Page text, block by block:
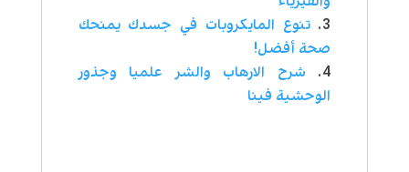
تنوع المايكروبات في جسدك يمنحك
صحة أفضل!
شرح الارهاب والشر علميا وجذور
الوحشية فينا